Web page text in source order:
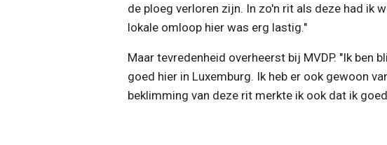
de ploeg verloren zijn. In zo'n rit als deze had ik
lokale omloop hier was erg lastig."
Maar tevredenheid overheerst bij MVDP. "Ik ben
goed hier in Luxemburg. Ik heb er ook gewoon
beklimming van deze rit merkte ik ook dat ik